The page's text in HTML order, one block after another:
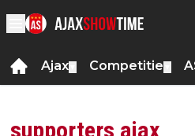
Ajax Competitie
supporters ajax